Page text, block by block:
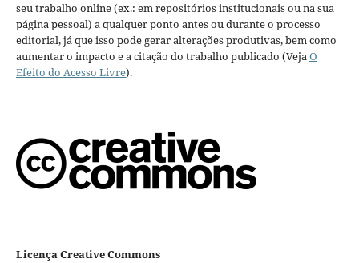
seu trabalho online (ex.: em repositórios institucionais ou na sua
página pessoal) a qualquer ponto antes ou durante o processo
editorial, já que isso pode gerar alterações produtivas, bem como
aumentar o impacto e a citação do trabalho publicado (VejaO
Efeito do Acesso Livre).
Licença Creative Commons